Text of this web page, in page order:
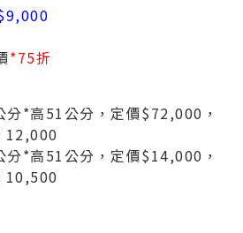
*75折
分*高51公分，定價$72,000，
12,000
分*高51公分，定價$14,000，
10,500